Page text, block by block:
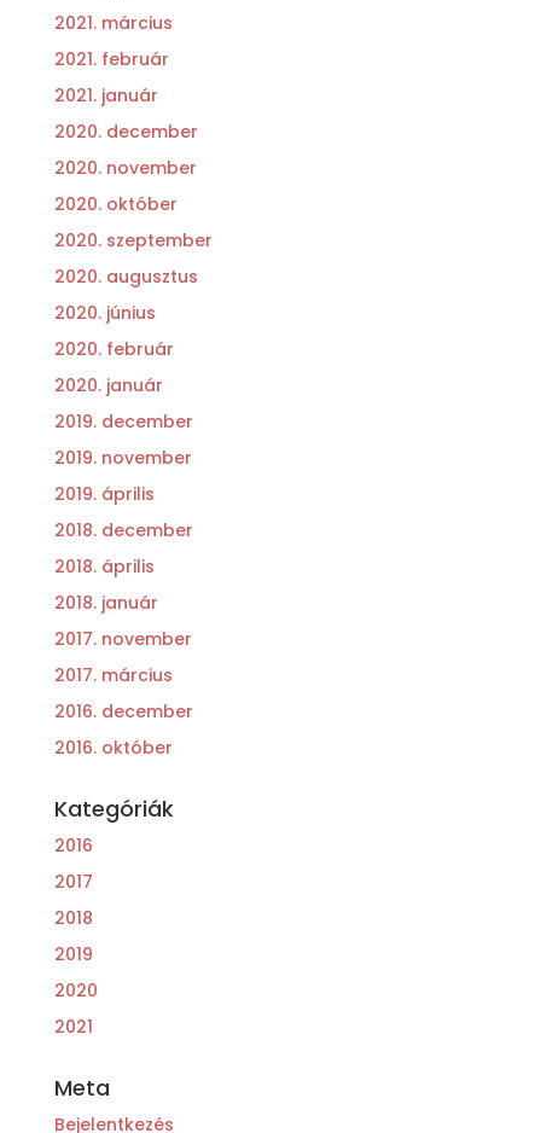
2021. március
2021. február
2021. január
2020. december
2020. november
2020. október
2020. szeptember
2020. augusztus
2020. június
2020. február
2020. január
2019. december
2019. november
2019. április
2018. december
2018. április
2018. január
2017. november
2017. március
2016. december
2016. október
Kategóriák
2016
2017
2018
2019
2020
2021
Meta
Bejelentkezés